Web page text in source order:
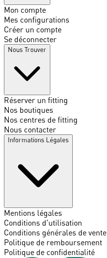
Mon compte
Mes configurations
Créer un compte
Se déconnecter
Nous Trouver
Réserver un fitting
Nos boutiques
Nos centres de fitting
Nous contacter
Informations Légales
Mentions légales
Conditions d'utilisation
Conditions générales de vente
Politique de remboursement
Politique de confidentialité